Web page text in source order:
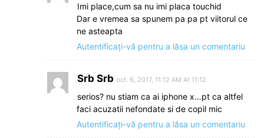
Imi place,cum sa nu imi placa touchid
Dar e vremea sa spunem pa pa pt viitorul ce
ne asteapta
Autentificați-vă pentru a lăsa un comentariu
Srb Srb oct. 6, 2017, 11:12 AM At 11:12
serios? nu stiam ca ai iphone x…pt ca altfel
faci acuzatii nefondate si de copil mic
Autentificați-vă pentru a lăsa un comentariu